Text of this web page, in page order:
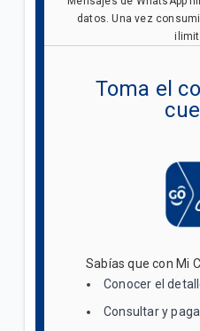
datos. Una vez
Toma el
Sabías que con Mi
Conocer el
Consultar y